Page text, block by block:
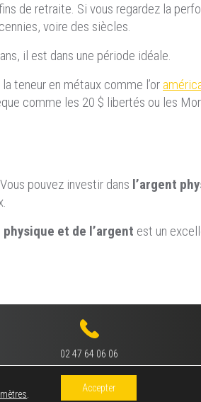
de retraite. Si vous regardez la
voire des siècles.
il est dans une période idéale.
teneur en métaux comme l’or
comme les 20 $ libertés ou les
pouvez investir dans l’argent
physique et de l’argent est un
02 47 64 06 06
•Plan du site
Accepter